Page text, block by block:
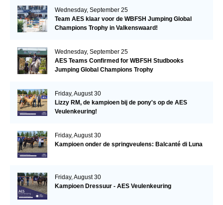
Wednesday, September 25
Team AES klaar voor de WBFSH Jumping Global
Champions Trophy in Valkenswaard!
Wednesday, September 25
AES Teams Confirmed for WBFSH Studbooks
Jumping Global Champions Trophy
Friday, August 30
Lizzy RM, de kampioen bij de pony's op de AES
Veulenkeuring!
Friday, August 30
Kampioen onder de springveulens: Balcanté di Luna
Friday, August 30
Kampioen Dressuur - AES Veulenkeuring